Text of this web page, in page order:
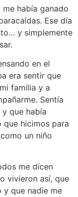
había ganado
Ese día
y simplemente
en el
era sentir que
familia y a
Sentía
que había
hicimos para
un niño
me dicen
vivieron así, que
y que nadie me